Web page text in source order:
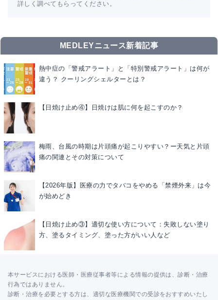
詳しく調べてもらってください。
MEDLEYニュース新着記事
熱中症の「警戒アラート」と「特別警戒アラート」は何が
違う？ クーリングシェルターとは？
【日焼け止め④】日焼けは肌に何を起こすのか？
梅雨、台風の時期は片頭痛が起こりやすい？ー天気と片頭
痛の関連とその対策について
【2026年版】医療の力でタバコをやめる「禁煙外来」は今
が始めどき
【日焼け止め③】適切な使い方について：失敗しない塗り
方、塗るタイミング、塗った方がいい人など
本サービスにおける医師・医療従事者等による情報の提供は、診断・治療
行為ではありません。
診断・治療を必要とする方は、適切な医療機関での受診をおすすめいたし